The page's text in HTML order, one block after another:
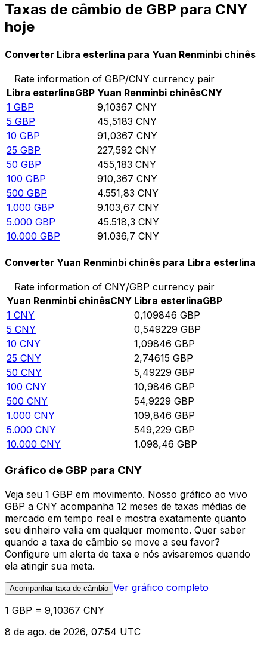
Taxas de câmbio de GBP para CNY
hoje
Converter Libra esterlina para Yuan Renminbi chinês
Rate information of GBP/CNY currency pair
Libra esterlinaGBP Yuan Renminbi chinêsCNY
1 GBP 9,10367 CNY
5 GBP 45,5183 CNY
10 GBP 91,0367 CNY
25 GBP 227,592 CNY
50 GBP 455,183 CNY
100 GBP 910,367 CNY
500 GBP 4.551,83 CNY
1.000 GBP 9.103,67 CNY
5.000 GBP 45.518,3 CNY
10.000 GBP 91.036,7 CNY
Converter Yuan Renminbi chinês para Libra esterlina
Rate information of CNY/GBP currency pair
Yuan Renminbi chinêsCNY Libra esterlinaGBP
1 CNY 0,109846 GBP
5 CNY 0,549229 GBP
10 CNY 1,09846 GBP
25 CNY 2,74615 GBP
50 CNY 5,49229 GBP
100 CNY 10,9846 GBP
500 CNY 54,9229 GBP
1.000 CNY 109,846 GBP
5.000 CNY 549,229 GBP
10.000 CNY 1.098,46 GBP
Gráfico de GBP para CNY
Veja seu 1 GBP em movimento. Nosso gráfico ao vivo
GBP a CNY acompanha 12 meses de taxas médias de
mercado em tempo real e mostra exatamente quanto
seu dinheiro valia em qualquer momento. Quer saber
quando a taxa de câmbio se move a seu favor?
Configure um alerta de taxa e nós avisaremos quando
ela atingir sua meta.
Acompanhar taxa de câmbio Ver gráfico completo
1 GBP = 9,10367 CNY
8 de ago. de 2026, 07:54 UTC